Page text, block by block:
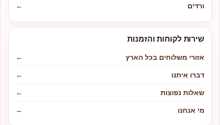
ורדים
←
שירות לקוחות והזמנות
אזורי משלוחים בכל הארץ
←
דברו איתנו
←
שאלות נפוצות
←
מי אנחנו
←